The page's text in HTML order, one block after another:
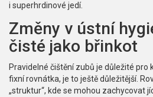
i superhrdinové jedí.
Změny v ústní
čisté jako břinkot
Pravidelné čištění zubů je důležité pro
fixní rovnátka, je to ještě důležitější.
„struktur“, kde se mohou zachycovat